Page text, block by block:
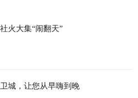
火大集“闹翻天”
城，让您从早嗨到晚